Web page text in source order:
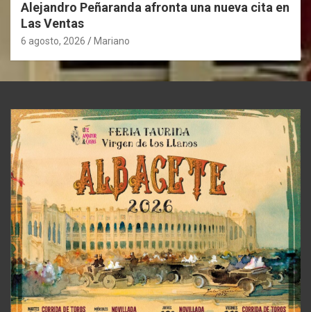
Alejandro Peñaranda afronta una nueva cita en
Las Ventas
6 agosto, 2026 Mariano